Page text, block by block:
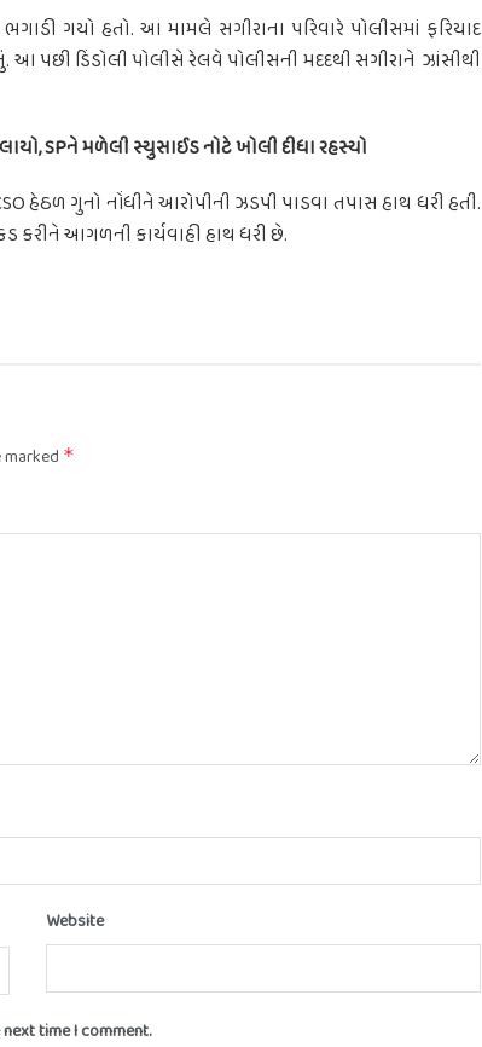
ગયો હતો. આ મામલે સગીરાના પરિવારે પોલીસમાં ફરિયાદ
આ પછી ડિંડોલી પોલીસે રેલવે પોલીસની મદદથી સગીરાને ઝાંસીથી
SPને મળેલી સ્યુસાઈડ નોટે ખોલી દીધા રહસ્યો
હેઠળ ગુનો નોંધીને આરોપીની ઝડપી પાડવા તપાસ હાથ ધરી હતી.
કરીને આગળની કાર્યવાહી હાથ ધરી છે.
*
Website
time I comment.